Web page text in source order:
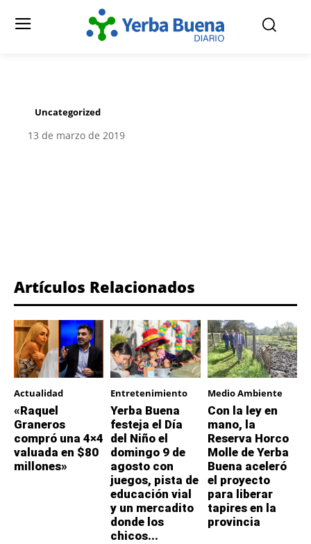
Uncategorized
13 de marzo de 2019
Artículos Relacionados
Actualidad
«Raquel
Graneros
compró una 4×4
valuada en $80
millones»
Entretenimiento
Yerba Buena
festeja el Día
del Niño el
domingo 9 de
agosto con
juegos, pista de
educación vial
y un mercadito
donde los
chicos...
Medio Ambiente
Con la ley en
mano, la
Reserva Horco
Molle de Yerba
Buena aceleró
el proyecto
para liberar
tapires en la
provincia